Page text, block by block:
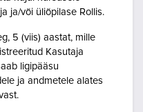
ja/või üliõpilase Rollis.
5 (viis) aastat, mille
Kasutaja
ligipääsu
ja andmetele alates